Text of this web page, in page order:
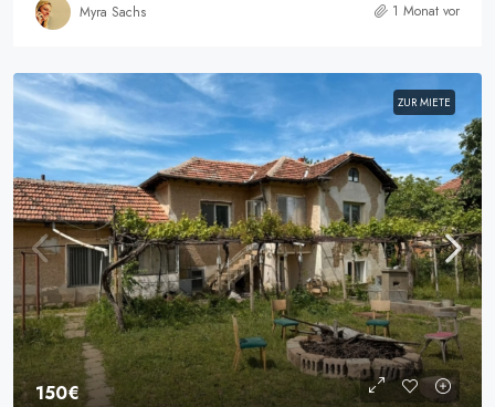
Myra Sachs 1 Monat vor
ZUR MIETE
150€